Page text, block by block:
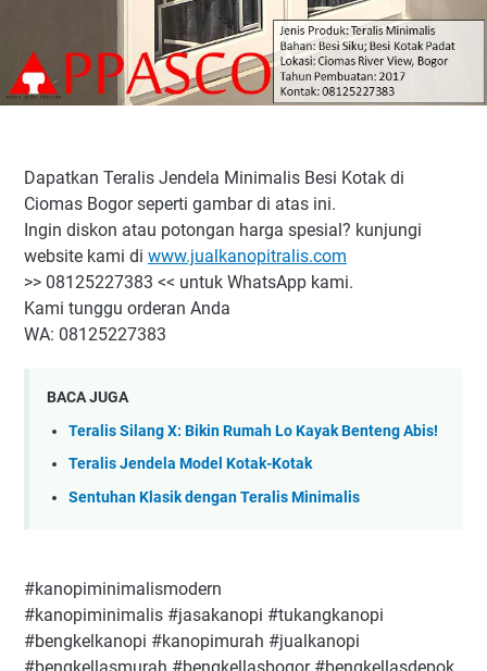
Dapatkan Teralis Jendela Minimalis Besi Kotak di
Ciomas Bogor seperti gambar di atas ini.
Ingin diskon atau potongan harga spesial? kunjungi
website kami di www.jualkanopitralis.com
>> 08125227383 << untuk WhatsApp kami.
Kami tunggu orderan Anda
WA: 08125227383
BACA JUGA
Teralis Silang X: Bikin Rumah Lo Kayak Benteng Abis!
Teralis Jendela Model Kotak-Kotak
Sentuhan Klasik dengan Teralis Minimalis
#kanopiminimalismodern
#kanopiminimalis #jasakanopi #tukangkanopi
#bengkelkanopi #kanopimurah #jualkanopi